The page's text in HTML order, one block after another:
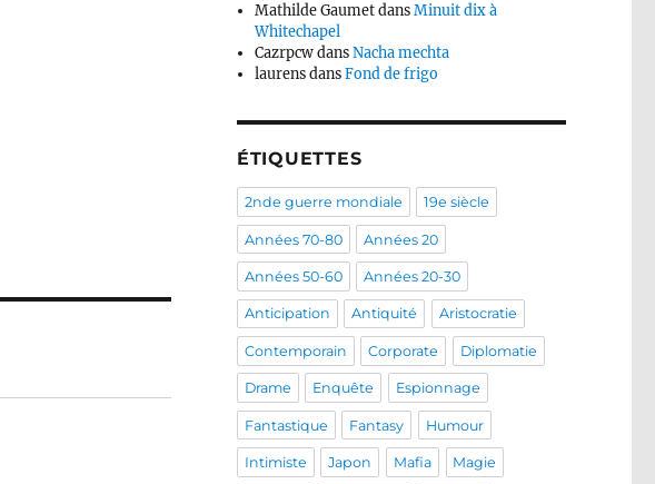
Mathilde Gaumetdans Minuit dix à
Whitechapel
Cazrpcwdans Nacha mechta
laurensdans Fond de frigo
ÉTIQUETTES
2nde guerre mondiale 19e siècle
Années 70-80 Années 20
Années 50-60 Années 20-30
Anticipation Antiquité Aristocratie
Contemporain Corporate Diplomatie
Drame Enquête Espionnage
Fantastique Fantasy Humour
Intimiste Japon Mafia Magie